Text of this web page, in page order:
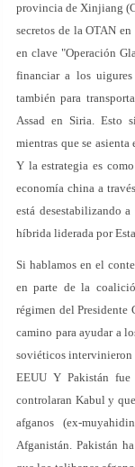
provincia de Xinjiang
secretos de la OTAN
en clave "Operación
financiar a los
también para
Assad en Siria. Esto
mientras que se
Y la estrategia es
economía china a
está desestabilizando
híbrida liderada por
Si hablamos en el
en parte de la
régimen del Presidente
camino para ayudar a
soviéticos intervinieron
EEUU Y Pakistán
controlaran Kabul y
afganos (ex-
Afganistán. Pakistán